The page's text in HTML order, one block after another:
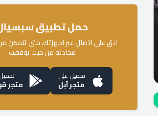
حمل تطبيق
ابق على اتصال عبر اجهزتك، حتى تتمكن
محادثة من حيث توقفت
تحميل على
متجر آبل متجر